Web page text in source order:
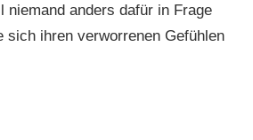
niemand anders dafür in Frage
sich ihren verworrenen Gefühlen